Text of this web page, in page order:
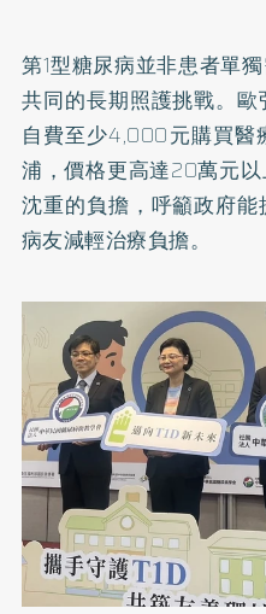
第1型糖尿病並非患者單
共同的長期照護挑戰。
自費至少4,000元購買醫
浦，價格更高達20萬元
沈重的負擔，呼籲政府
病友減輕治療負擔。